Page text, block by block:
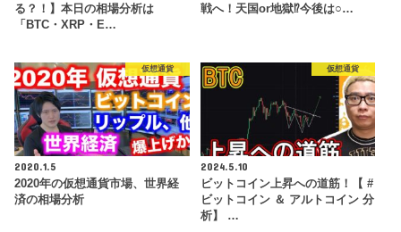
る？！】本日の相場分析は
「BTC・XRP・E…
戦へ！天国or地獄⁉今後は○…
仮想通貨
2020.1.5
2020年の仮想通貨市場、世界経
済の相場分析
仮想通貨
2024.5.10
ビットコイン上昇への道筋！【 #
ビットコイン ＆ アルトコイン 分
析】 …